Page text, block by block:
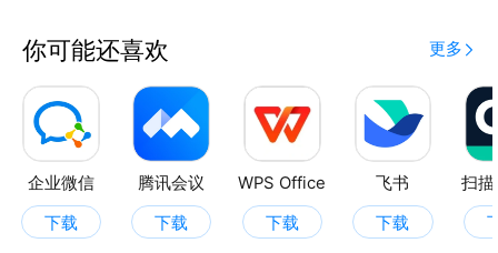
最合理的销售时间管理。
核心超级快：快客户+快目标+快行动+快协作
快客户：自动触发式客户分阶段管理。循序渐进，跟单
有方。
需求培养，批量影响。
有需求，逐个跟。
你可能还喜欢 更多
企业微信
下载
腾讯会议
下载
WPS Office
下载
飞书
下载
扫